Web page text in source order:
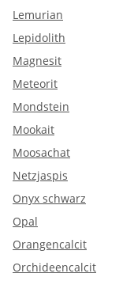
Lemurian
Lepidolith
Magnesit
Meteorit
Mondstein
Mookait
Moosachat
Netzjaspis
Onyx schwarz
Opal
Orangencalcit
Orchideencalcit